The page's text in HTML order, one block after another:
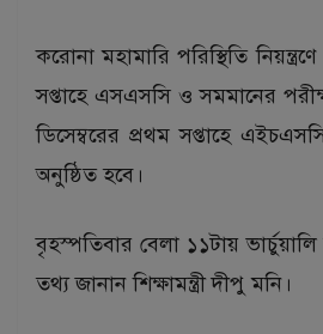
করোনা মহামারি পরিস্থিতি
সপ্তাহে এসএসসি ও সমমানের
ডিসেম্বরের প্রথম সপ্তাহে
অনুষ্ঠিত হবে।
বৃহস্পতিবার বেলা ১১টায়
তথ্য জানান শিক্ষামন্ত্রী দীপু মনি।